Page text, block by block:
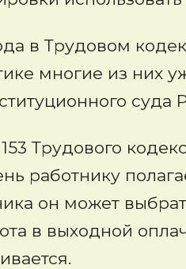
в Трудовом
многие из них
суда
153 Трудового
работнику
он может
в выходной